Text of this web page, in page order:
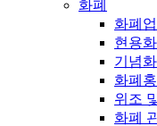
화폐
화폐
현용화
기념화
화폐
위조
화폐